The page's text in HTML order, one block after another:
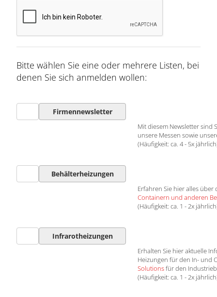
Bitte wählen Sie eine oder mehrere Listen, bei
denen Sie sich anmelden wollen:
Firmennewsletter
Mit diesem Newsletter
unsere Messen sowie
(Häufigkeit: ca. 4 - 5x
Behälterheizungen
Erfahren Sie hier alles über
Containern und anderen
(Häufigkeit: ca. 1 - 2x
Infrarotheizungen
Erhalten Sie hier aktuelle
Heizungen für den In- und
Solutionsfür den
(Häufigkeit: ca. 1 - 2x